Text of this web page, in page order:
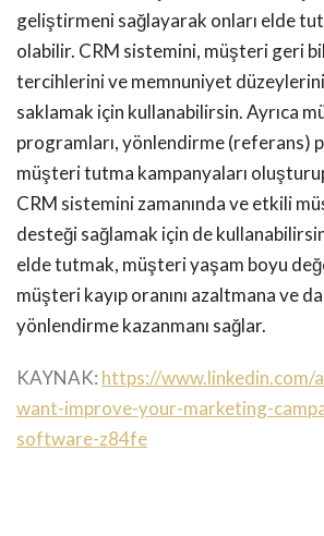
geliştirmeni sağlayarak onları elde
olabilir. CRM sistemini, müşteri geri
tercihlerini ve memnuniyet
saklamak için kullanabilirsin. Ayrıca
programları, yönlendirme (referans)
müşteri tutma kampanyaları
CRM sistemini zamanında ve etkili
desteği sağlamak için de
elde tutmak, müşteri yaşam boyu
müşteri kayıp oranını azaltmana ve
yönlendirme kazanmanı sağlar.
KAYNAK: https://www.linkedin.com/
want-improve-your-marketing-
software-z84fe